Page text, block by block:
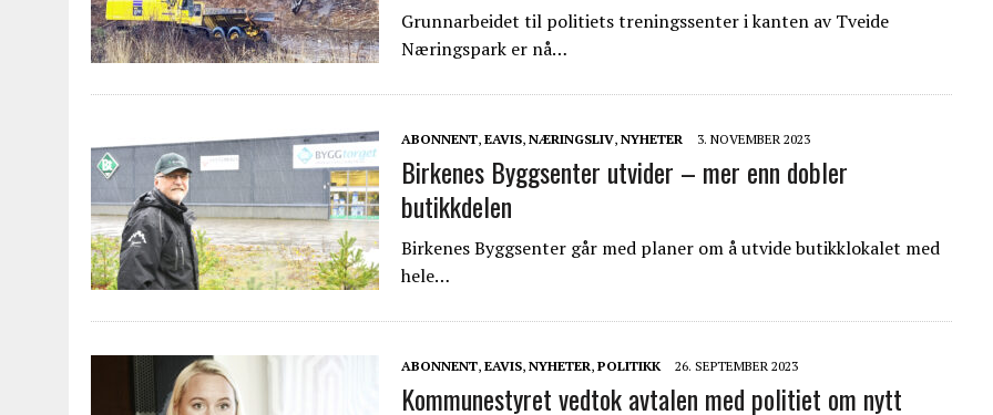
Grunnarbeidet til politiets treningssenter i kanten av Tveide
Næringspark er nå…
ABONNENT, EAVIS, NÆRINGSLIV, NYHETER 3. NOVEMBER 2023
Birkenes Byggsenter utvider – mer enn dobler
butikkdelen
Birkenes Byggsenter går med planer om å utvide butikklokalet med
hele…
ABONNENT, EAVIS, NYHETER, POLITIKK 26. SEPTEMBER 2023
Kommunestyret vedtok avtalen med politiet om nytt